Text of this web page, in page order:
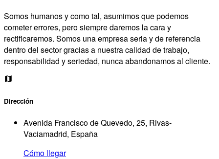
Somos humanos y como tal, asumimos que podemos
cometer errores, pero siempre daremos la cara y
rectificaremos. Somos una empresa seria y de referencia
dentro del sector gracias a nuestra calidad de trabajo,
responsabilidad y seriedad, nunca abandonamos al cliente.
Dirección
Avenida Francisco de Quevedo, 25, Rivas-
Vaciamadrid, España
Cómo llegar